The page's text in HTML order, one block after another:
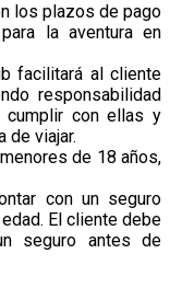
los plazos de pago
la aventura en
facilitará al cliente
responsabilidad
cumplir con ellas y
de viajar.
de 18 años,
con un seguro
El cliente debe
seguro antes de